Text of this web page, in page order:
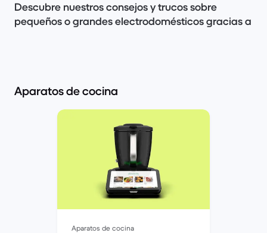
Descubre nuestros consejos y trucos sobre
pequeños o grandes electrodomésticos gracias a
consejos para ayudarle a elegir los
electrodomésticos adecuados!
Aparatos de cocina
Aparatos de cocina